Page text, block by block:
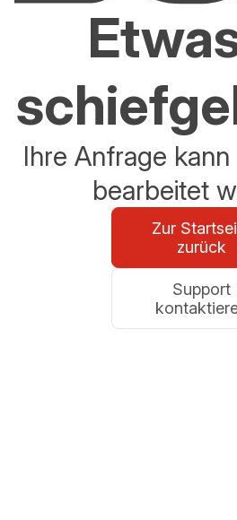
Ihre Anfrage
bearbeitet
Zur
zurück
Support